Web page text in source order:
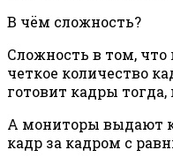
В чём сложность?
Сложность в том,
четкое количество
готовит кадры тогда,
А мониторы выдают
кадр за кадром с